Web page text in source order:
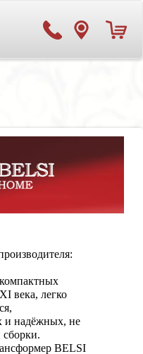
века, легко
и надёжных, не
BELSI